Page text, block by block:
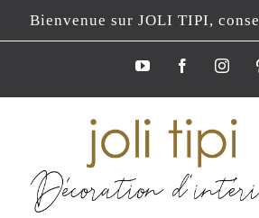
Passer
au
Bienvenue sur JOLI TIPI,
YouTubeFacebook